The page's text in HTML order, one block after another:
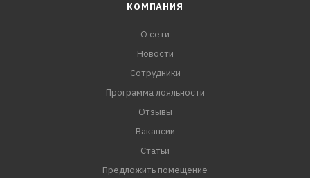
КОМПАНИЯ
О сети
Новости
Сотрудники
Программа лояльности
Отзывы
Вакансии
Статьи
Предложить помещение